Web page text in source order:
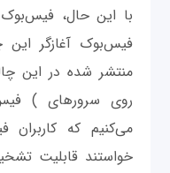
با این حال،
فیس‌بوک آغازگر
منتشر شده در این
روی سرورهای )
می‌کنیم که
خواستند قابلیت